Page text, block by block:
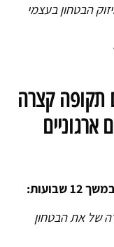
הבטחון בעצמי
תקופה קצרה
של את הבטחון